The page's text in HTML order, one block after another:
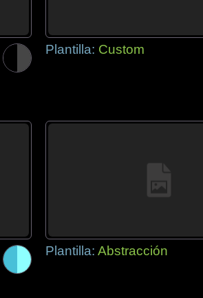
Plantilla: Custom
Plantilla: Abstracción